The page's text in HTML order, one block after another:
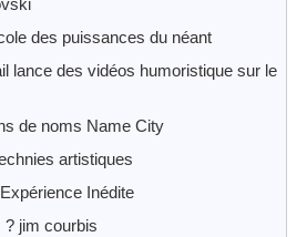
des puissances du néant
lance des vidéos humoristique sur le
de noms Name City
artistiques
Inédite
? jim courbis